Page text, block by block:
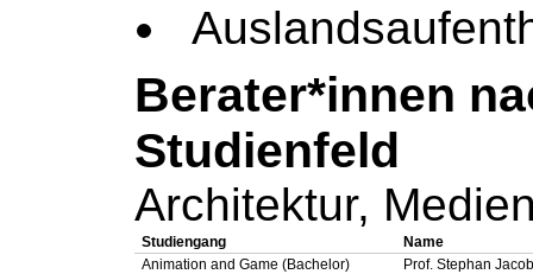
Berater*innen
Studienfeld
Architektur,
Studiengang
Name
Animation and Game (Bachelor)
Prof. Stephan